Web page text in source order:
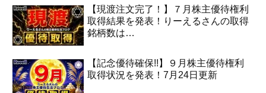
【現渡注文完了！】７月株主優待権利
取得結果を発表！りーえるさんの取得
銘柄数は…
【記念優待確保!!】９月株主優待権利
取得状況を発表！7月24日更新